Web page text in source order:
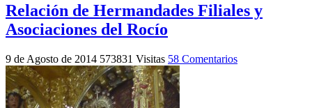
Relación de Hermandades Filiales y
Asociaciones del Rocío
9 de Agosto de 2014 573831 Visitas 58 Comentarios